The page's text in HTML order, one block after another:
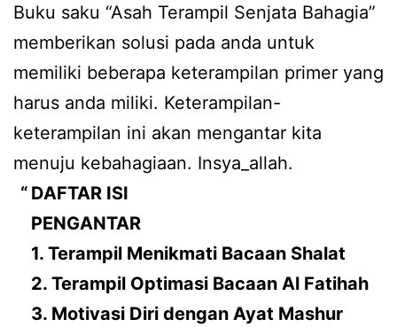
Buku saku “Asah Terampil Senjata Bahagia”
memberikan solusi pada anda untuk
memiliki beberapa keterampilan primer yang
harus anda miliki. Keterampilan-
keterampilan ini akan mengantar kita
menuju kebahagiaan. Insya_allah.
DAFTAR ISI
PENGANTAR
1. Terampil Menikmati Bacaan Shalat
2. Terampil Optimasi Bacaan Al Fatihah
3. Motivasi Diri dengan Ayat Mashur